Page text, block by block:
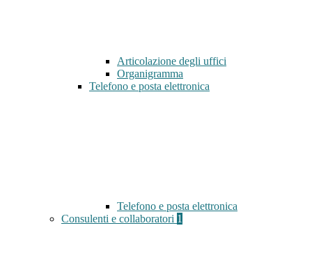
Articolazione degli uffici
Organigramma
Telefono e posta elettronica
Telefono e posta elettronica
Consulenti e collaboratori 1